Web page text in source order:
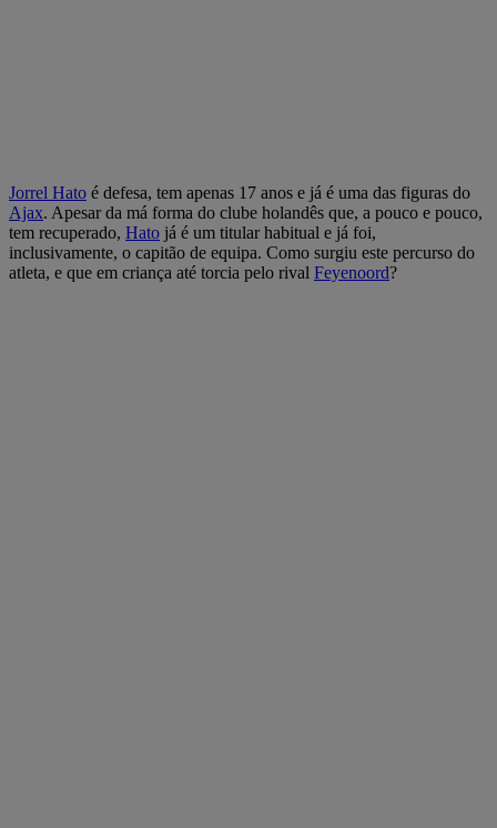
Jorrel Hato é defesa, tem apenas 17 anos e já é uma das figuras do
Ajax. Apesar da má forma do clube holandês que, a pouco e pouco,
tem recuperado, Hato já é um titular habitual e já foi,
inclusivamente, o capitão de equipa. Como surgiu este percurso do
atleta, e que em criança até torcia pelo rival Feyenoord?